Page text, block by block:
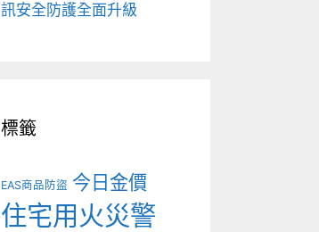
訊安全防護全面升級
標籤
EAS商品防盜 今日金價
住宅用火災警